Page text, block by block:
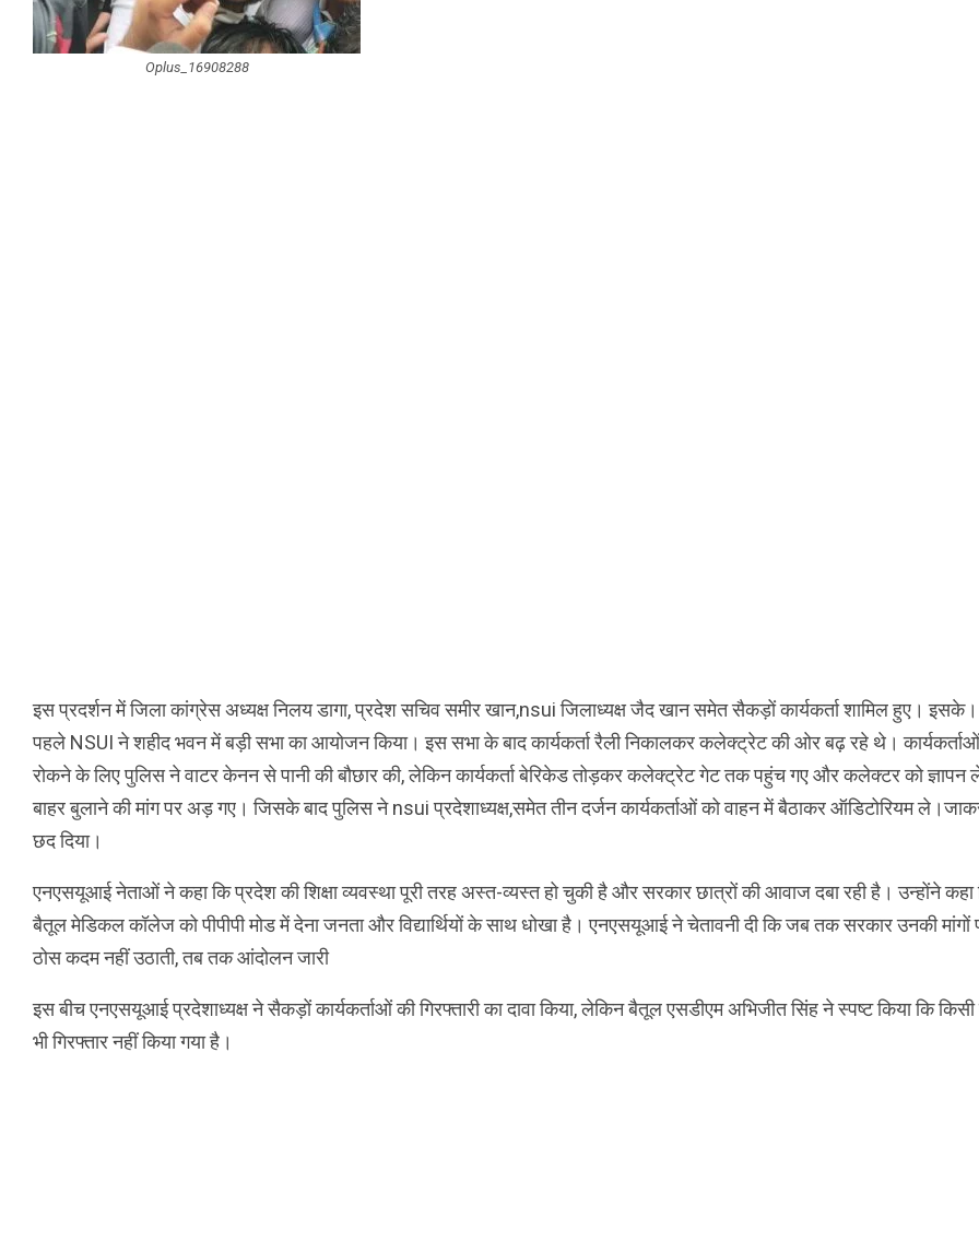
Oplus_16908288
इस प्रदर्शन में जिला कांग्रेस अध्यक्ष निलय डागा, प्रदेश सचिव समीर खान,nsui जिलाध्यक्ष जैद खान समेत सैकड़ों कार्यकर्ता शामिल हुए। इसके।
पहले NSUI ने शहीद भवन में बड़ी सभा का आयोजन किया। इस सभा के बाद कार्यकर्ता रैली निकालकर कलेक्ट्रेट की ओर बढ़ रहे थे।
रोकने के लिए पुलिस ने वाटर केनन से पानी की बौछार की, लेकिन कार्यकर्ता बेरिकेड तोड़कर कलेक्ट्रेट गेट तक पहुंच गए और कलेक्टर को ज्ञापन
बाहर बुलाने की मांग पर अड़ गए। जिसके बाद पुलिस ने nsui प्रदेशाध्यक्ष,समेत तीन दर्जन कार्यकर्ताओं को वाहन में बैठाकर ऑडिटोरियम
छद दिया।
एनएसयूआई नेताओं ने कहा कि प्रदेश की शिक्षा व्यवस्था पूरी तरह अस्त-व्यस्त हो चुकी है और सरकार छात्रों की आवाज दबा रही है। उन्होंने कहा
बैतूल मेडिकल कॉलेज को पीपीपी मोड में देना जनता और विद्यार्थियों के साथ धोखा है। एनएसयूआई ने चेतावनी दी कि जब तक सरकार उनकी मांगों
ठोस कदम नहीं उठाती, तब तक आंदोलन जारी
इस बीच एनएसयूआई प्रदेशाध्यक्ष ने सैकड़ों कार्यकर्ताओं की गिरफ्तारी का दावा किया, लेकिन बैतूल एसडीएम अभिजीत सिंह ने स्पष्ट किया कि किसी
भी गिरफ्तार नहीं किया गया है।